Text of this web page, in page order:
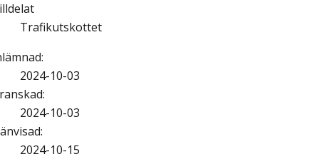
Trafikutskottet
:
2024-10-03
:
2024-10-03
:
2024-10-15